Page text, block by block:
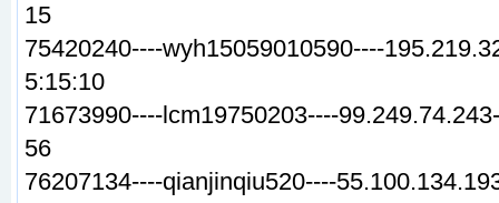
15
75420240----wyh15059010590----
5:15:10
71673990----lcm19750203----
56
76207134----qianjinqiu520----